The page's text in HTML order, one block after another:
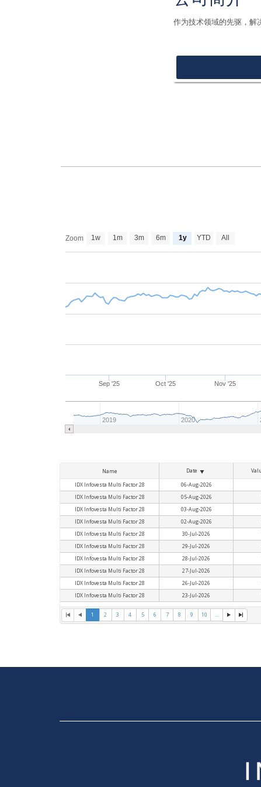
作为技术领域的先驱，解
Zoom 1w 1m 3m 6m 1y YTD All
Sep '25 Oct '25 Nov '25
2019 2020
Name Date
IDX Infovesta Multi Factor 28
06-Aug-2026
IDX Infovesta Multi Factor 28
05-Aug-2026
IDX Infovesta Multi Factor 28
03-Aug-2026
IDX Infovesta Multi Factor 28
02-Aug-2026
IDX Infovesta Multi Factor 28
30-Jul-2026
IDX Infovesta Multi Factor 28
29-Jul-2026
IDX Infovesta Multi Factor 28
28-Jul-2026
IDX Infovesta Multi Factor 28
27-Jul-2026
IDX Infovesta Multi Factor 28
26-Jul-2026
IDX Infovesta Multi Factor 28
23-Jul-2026
1 2 3 4 5 6 7 8 9 10 ...